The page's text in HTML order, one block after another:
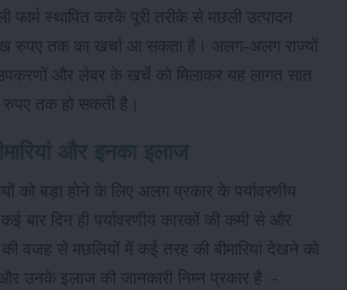
फार्म स्थापित करके पूरी तरीके से मछली उत्पादन
रुपए तक का खर्चा आ सकता है। अलग-अलग राज्यों
और लेबर के खर्चे को मिलाकर यह लागत सात
तक हो सकती है।
और इनका इलाज
को बड़ा होने के लिए अलग प्रकार के पर्यावरणीय
बार दिन ही पर्यावरणीय कारकों की कमी से और
वजह से मछलियों में कई तरह की बीमारियां देखने को
और उनके इलाज की जानकारी निम्न प्रकार है :-